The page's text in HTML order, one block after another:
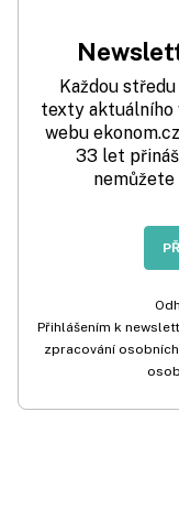
Každou
texty aktuálního
webu
33 let
Přihlášením k
zpracování